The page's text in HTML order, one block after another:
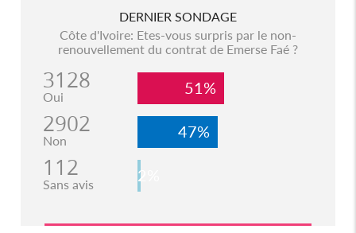
DERNIER SONDAGE
Côte d'Ivoire: Etes-vous surpris par le non-
renouvellement du contrat de Emerse Faé ?
3128
Oui 51%
2902
Non 47%
112
Sans avis 2%